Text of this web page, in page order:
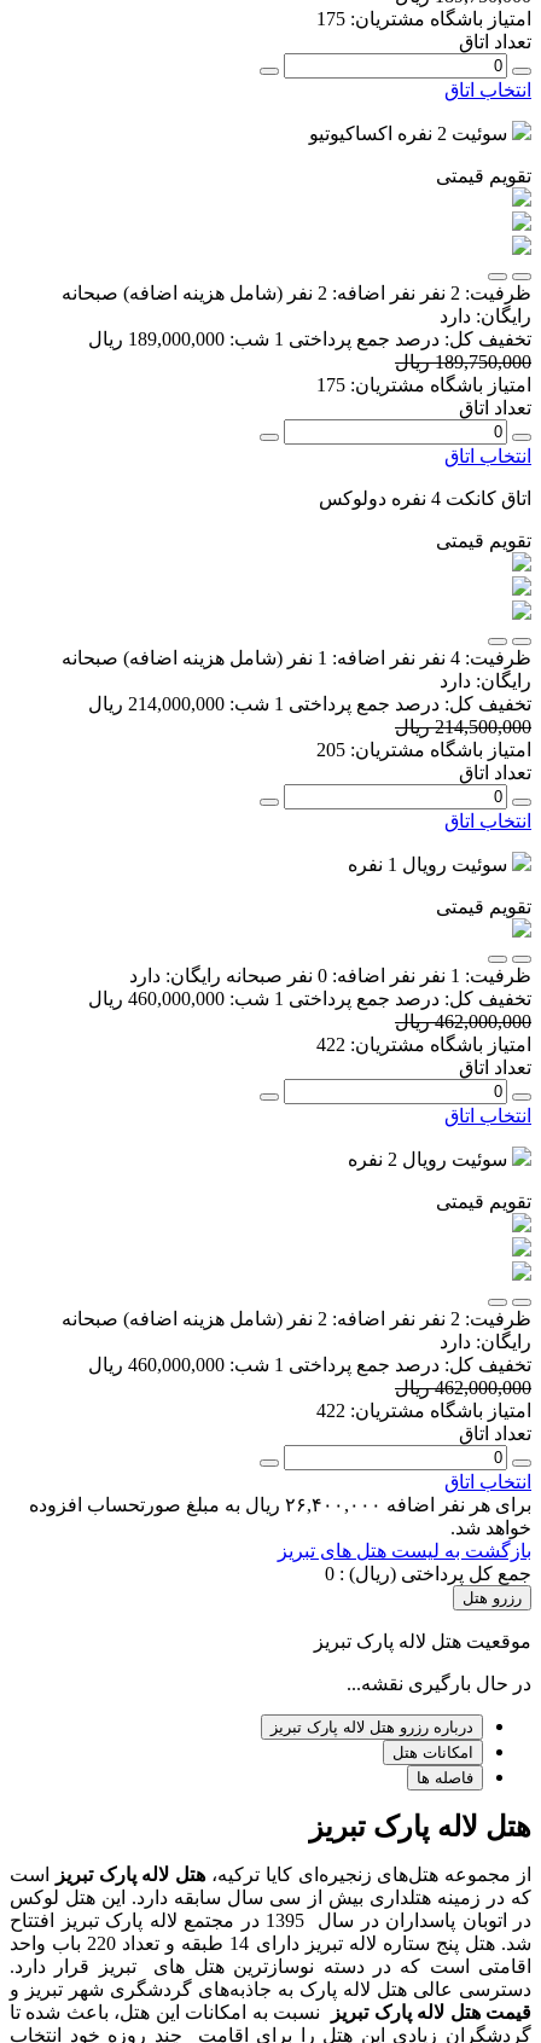
امتیاز باشگاه مشتریان: 175
تعداد اتاق
انتخاب اتاق
سوئیت 2 نفره اکساکیوتیو
تقویم قیمتی
ظرفیت: 2 نفر نفر اضافه: 2 نفر (شامل هزینه اضافه) صبحانه
رایگان: دارد
تخفیف کل: درصد جمع پرداختی 1 شب:
189,000,000 ریال
189,750,000 ریال
امتیاز باشگاه مشتریان: 175
تعداد اتاق
انتخاب اتاق
اتاق کانکت 4 نفره دولوکس
تقویم قیمتی
ظرفیت: 4 نفر نفر اضافه: 1 نفر (شامل هزینه اضافه) صبحانه
رایگان: دارد
تخفیف کل: درصد جمع پرداختی 1 شب:
214,000,000 ریال
214,500,000 ریال
امتیاز باشگاه مشتریان: 205
تعداد اتاق
انتخاب اتاق
سوئیت رویال 1 نفره
تقویم قیمتی
ظرفیت: 1 نفر نفر اضافه: 0 نفر صبحانه رایگان: دارد
تخفیف کل: درصد جمع پرداختی 1 شب:
460,000,000 ریال
462,000,000 ریال
امتیاز باشگاه مشتریان: 422
تعداد اتاق
انتخاب اتاق
سوئیت رویال 2 نفره
تقویم قیمتی
ظرفیت: 2 نفر نفر اضافه: 2 نفر (شامل هزینه اضافه) صبحانه
رایگان: دارد
تخفیف کل: درصد جمع پرداختی 1 شب:
460,000,000 ریال
462,000,000 ریال
امتیاز باشگاه مشتریان: 422
تعداد اتاق
انتخاب اتاق
برای هر نفر اضافه ۲۶,۴۰۰,۰۰۰ ریال به مبلغ صورتحساب افزوده
خواهد شد.
بازگشت به لیست هتل های تبریز
جمع کل پرداختی (ریال) : 0
رزرو هتل
موقعیت هتل لاله پارک تبریز
در حال بارگیری نقشه...
درباره رزرو هتل لاله پارک تبریز
امکانات هتل
فاصله ها
هتل لاله پارک تبریز
از مجموعه هتل‌های زنجیره‌ای کایا ترکیه، هتل لاله پارک تبریز
است
که در زمینه هتلداری بیش از سی‌ سال سابقه دارد. این هتل لوکس
در اتوبان پاسداران در سال 1395 در مجتمع لاله پارک تبریز افتتاح
شد. هتل پنج‌ ستاره لاله تبریز دارای 14 طبقه و تعداد 220 باب واحد
اقامتی است که در دسته نوسازترین هتل های تبریز قرار دارد.
دسترسی عالی هتل لاله پارک به جاذبه‌های گردشگری شهر تبریز و
قیمت هتل لاله پارک تبریز
نسبت به امکانات این هتل، باعث شده تا
گردشگران زیادی این هتل را برای اقامت چند روزه خود انتخاب